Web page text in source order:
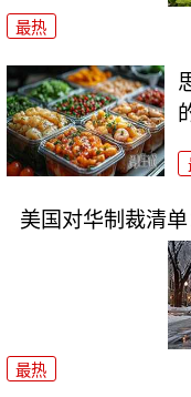
最热
美国对华制裁清
最热